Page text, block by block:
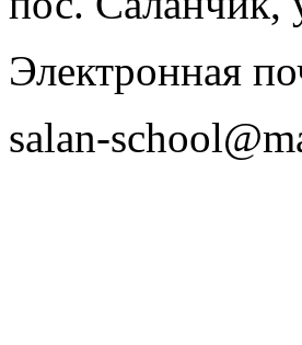
Электронная
salan-